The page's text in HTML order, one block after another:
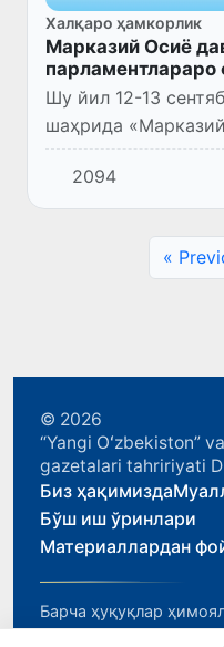
Халқаро ҳамкорлик
Марказий Осиё
Шу йил 12-13
шаҳрида
парламенти ва
органларининг
иқтисодий
2094
«
© 2026
“Yangi Oʻzbekiston”
gazetalari tahririyati
Биз ҳақимизда
Бўш иш ўринлари
Материаллардан
Барча ҳуқуқлар